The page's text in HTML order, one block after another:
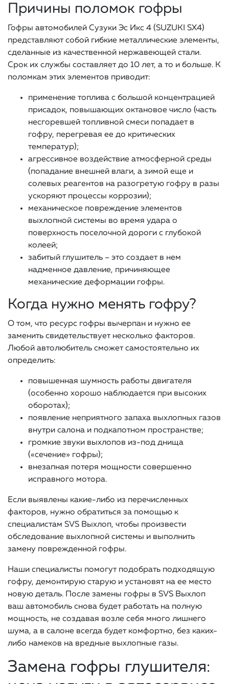
Причины поломок гофры
Гофры автомобилей Сузуки Эс Икс 4 (SUZUKI SX4)
представляют собой гибкие металлические элементы,
сделанные из качественной нержавеющей стали.
Срок их службы составляет до 10 лет, а то и больше. К
поломкам этих элементов приводит:
применение топлива с большой концентрацией
присадок, повышающих октановое число (часть
несгоревшей топливной смеси попадает в
гофру, перегревая ее до критических
температур);
агрессивное воздействие атмосферной среды
(попадание внешней влаги, а зимой еще и
солевых реагентов на разогретую гофру в разы
ускоряют процессы коррозии);
механическое повреждение элементов
выхлопной системы во время удара о
поверхность поселочной дороги с глубокой
колеей;
забитый глушитель – это создает в нем
надменное давление, причиняющее
механические деформации гофры.
Когда нужно менять гофру?
О том, что ресурс гофры вычерпан и нужно ее
заменить свидетельствует несколько факторов.
Любой автолюбитель сможет самостоятельно их
определить:
повышенная шумность работы двигателя
(особенно хорошо наблюдается при высоких
оборотах);
появление неприятного запаха выхлопных газов
внутри салона и подкапотном пространстве;
громкие звуки выхлопов из-под днища
(«сечение» гофры);
внезапная потеря мощности совершенно
исправного мотора.
Если выявлены какие-либо из перечисленных
факторов, нужно обратиться за помощью к
специалистам SVS Выхлоп, чтобы произвести
обследование выхлопной системы и выполнить
замену поврежденной гофры.
Наши специалисты помогут подобрать подходящую
гофру, демонтирую старую и установят на ее место
новую деталь. После замены гофры в SVS Выхлоп
ваш автомобиль снова будет работать на полную
мощность, не создавая возле себя много лишнего
шума, а в салоне всегда будет комфортно, без каких-
либо намеков на вредные выхлопные газы.
Замена гофры глушителя: